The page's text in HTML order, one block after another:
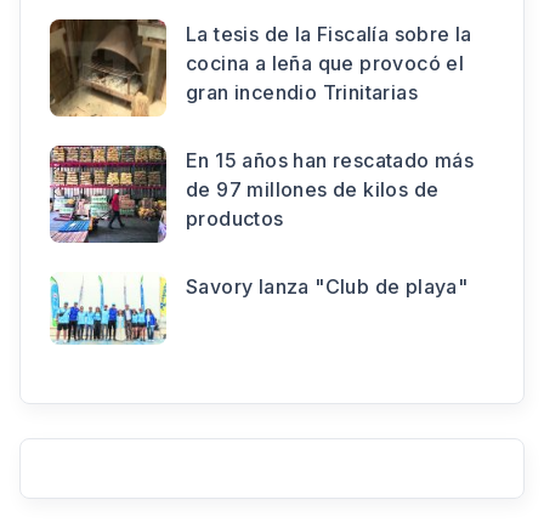
La tesis de la Fiscalía sobre la
cocina a leña que provocó el
gran incendio Trinitarias
En 15 años han rescatado más
de 97 millones de kilos de
productos
Savory lanza "Club de playa"